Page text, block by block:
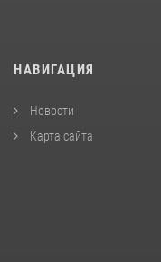
НАВИГАЦИЯ
Новости
Карта сайта